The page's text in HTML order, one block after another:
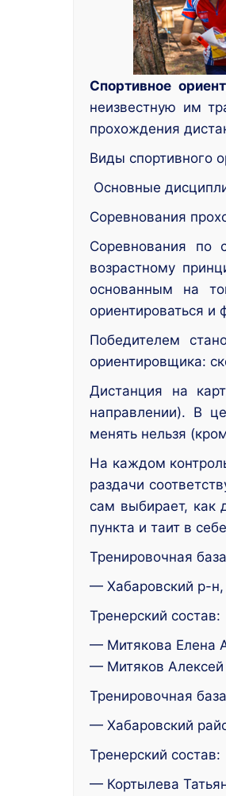
Спортивное
неизвестную им
прохождения
Виды спортивного
Основные
Соревнования
Соревнования по
возрастному
основанным на
ориентироваться и
Победителем
ориентировщика:
Дистанция на
направлении). В
менять нельзя
На каждом
раздачи
сам выбирает, как
пункта и таит в
Тренировочная
— Хабаровский р-н,
Тренерский состав:
— Митякова Елена
— Митяков Алексей
Тренировочная
— Хабаровский
Тренерский состав:
— Кортылева